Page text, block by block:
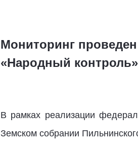
Мониторинг
«Народный контроль»
В рамках реализации
Земском собрании